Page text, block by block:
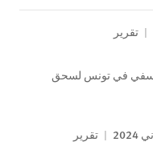
تقرير
في تونس لسحق
تقرير